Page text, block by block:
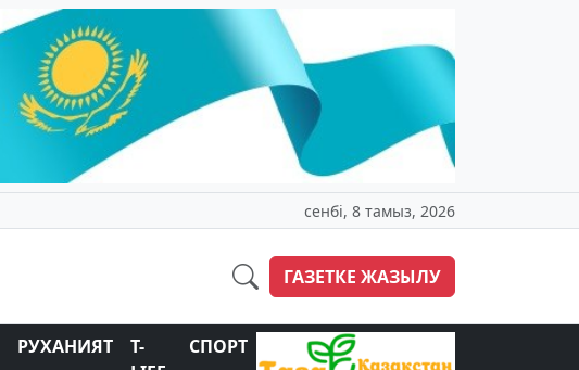
сенбі, 8 тамыз, 2026
ГАЗЕТКЕ ЖАЗЫЛУ
РУХАНИЯТ
T-
СПОРТ